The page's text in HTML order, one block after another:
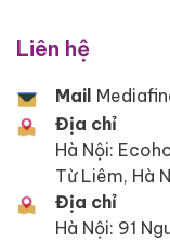
Liên hệ
Mail
Địa chỉ
Hà Nội:
Từ Liêm, Hà
Địa chỉ
Hà Nội: 91